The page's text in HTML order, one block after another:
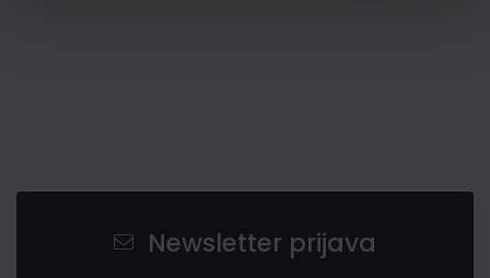
Newsletter prijava